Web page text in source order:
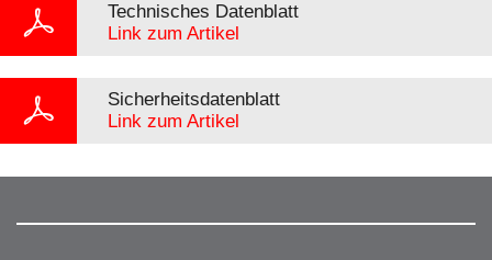
Technisches Datenblatt
Link zum Artikel
Sicherheitsdatenblatt
Link zum Artikel